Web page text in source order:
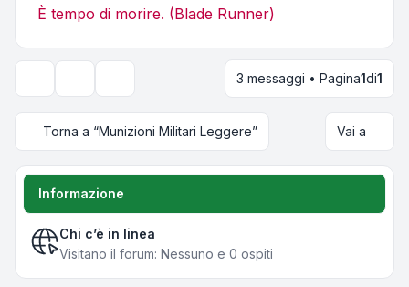
È tempo di morire. (Blade Runner)
Opzioni di visualizzazione e ordinamento
3 messaggi • Pagina1di1
Torna a “Munizioni Militari Leggere” Vai a
Informazione
Chi c’è in linea
Visitano il forum: Nessuno e 0 ospiti